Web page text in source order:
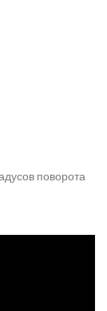
поворота